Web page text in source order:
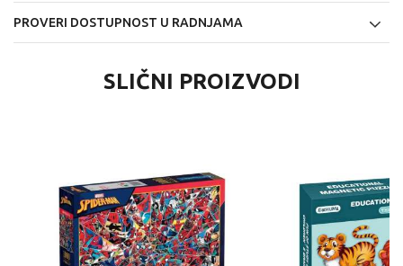
PROVERI DOSTUPNOST U RADNJAMA
SLIČNI PROIZVODI